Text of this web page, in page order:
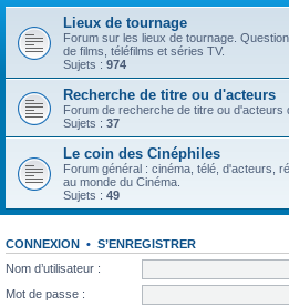
Lieux de tournage
Forum sur les lieux de tournage.
de films, téléfilms et séries TV.
Sujets : 974
Recherche de titre ou d'acteurs
Forum de recherche de titre ou d'acteurs
Sujets : 37
Le coin des Cinéphiles
Forum général : cinéma, télé, d'acteurs,
au monde du Cinéma.
Sujets : 49
CONNEXION • S’ENREGISTRER
Nom d’utilisateur :
Mot de passe :